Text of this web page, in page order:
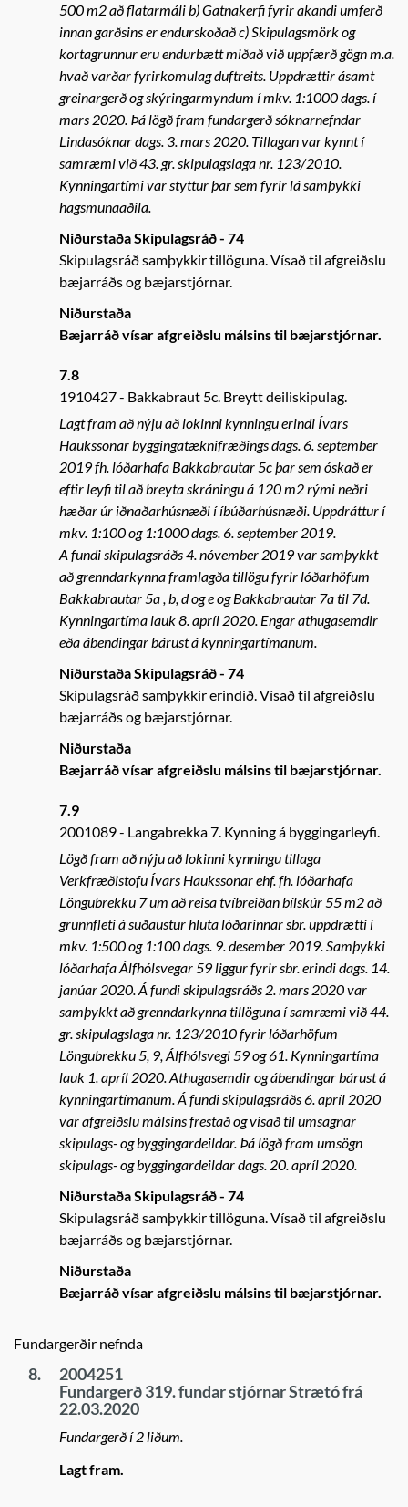
500 m2 að flatarmáli b) Gatnakerfi fyrir akandi umferð
innan garðsins er endurskoðað c) Skipulagsmörk og
kortagrunnur eru endurbætt miðað við uppfærð gögn m.a.
hvað varðar fyrirkomulag duftreits. Uppdrættir ásamt
greinargerð og skýringarmyndum í mkv. 1:1000 dags. í
mars 2020. Þá lögð fram fundargerð sóknarnefndar
Lindasóknar dags. 3. mars 2020. Tillagan var kynnt í
samræmi við 43. gr. skipulagslaga nr. 123/2010.
Kynningartími var styttur þar sem fyrir lá samþykki
hagsmunaaðila.
Niðurstaða Skipulagsráð - 74
Skipulagsráð samþykkir tillöguna. Vísað til afgreiðslu
bæjarráðs og bæjarstjórnar.
Niðurstaða
Bæjarráð vísar afgreiðslu málsins til bæjarstjórnar.
7.8
1910427
Bakkabraut 5c. Breytt deiliskipulag.
Lagt fram að nýju að lokinni kynningu erindi Ívars
Haukssonar byggingatæknifræðings dags. 6. september
2019 fh. lóðarhafa Bakkabrautar 5c þar sem óskað er
eftir leyfi til að breyta skráningu á 120 m2 rými neðri
hæðar úr iðnaðarhúsnæði í íbúðarhúsnæði. Uppdráttur í
mkv. 1:100 og 1:1000 dags. 6. september 2019.
A fundi skipulagsráðs 4. nóvember 2019 var samþykkt
að grenndarkynna framlagða tillögu fyrir lóðarhöfum
Bakkabrautar 5a , b, d og e og Bakkabrautar 7a til 7d.
Kynningartíma lauk 8. apríl 2020. Engar athugasemdir
eða ábendingar bárust á kynningartímanum.
Niðurstaða Skipulagsráð - 74
Skipulagsráð samþykkir erindið. Vísað til afgreiðslu
bæjarráðs og bæjarstjórnar.
Niðurstaða
Bæjarráð vísar afgreiðslu málsins til bæjarstjórnar.
7.9
2001089
Langabrekka 7. Kynning á byggingarleyfi.
Lögð fram að nýju að lokinni kynningu tillaga
Verkfræðistofu Ívars Haukssonar ehf. fh. lóðarhafa
Löngubrekku 7 um að reisa tvíbreiðan bílskúr 55 m2 að
grunnfleti á suðaustur hluta lóðarinnar sbr. uppdrætti í
mkv. 1:500 og 1:100 dags. 9. desember 2019. Samþykki
lóðarhafa Álfhólsvegar 59 liggur fyrir sbr. erindi dags. 14.
janúar 2020. Á fundi skipulagsráðs 2. mars 2020 var
samþykkt að grenndarkynna tillöguna í samræmi við 44.
gr. skipulagslaga nr. 123/2010 fyrir lóðarhöfum
Löngubrekku 5, 9, Álfhólsvegi 59 og 61. Kynningartíma
lauk 1. apríl 2020. Athugasemdir og ábendingar bárust á
kynningartímanum. Á fundi skipulagsráðs 6. apríl 2020
var afgreiðslu málsins frestað og vísað til umsagnar
skipulags- og byggingardeildar. Þá lögð fram umsögn
skipulags- og byggingardeildar dags. 20. apríl 2020.
Niðurstaða Skipulagsráð - 74
Skipulagsráð samþykkir tillöguna. Vísað til afgreiðslu
bæjarráðs og bæjarstjórnar.
Niðurstaða
Bæjarráð vísar afgreiðslu málsins til bæjarstjórnar.
Fundargerðir nefnda
8.
2004251
Fundargerð 319. fundar stjórnar Strætó frá
22.03.2020
Fundargerð í 2 liðum.
Lagt fram.